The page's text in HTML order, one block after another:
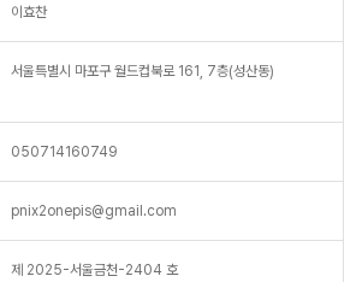
이효찬
서울특별시 마포구 월드컵북로 161, 7층(성산동)
050714160749
pnix2onepis@gmail.com
제 2025-서울금천-2404 호